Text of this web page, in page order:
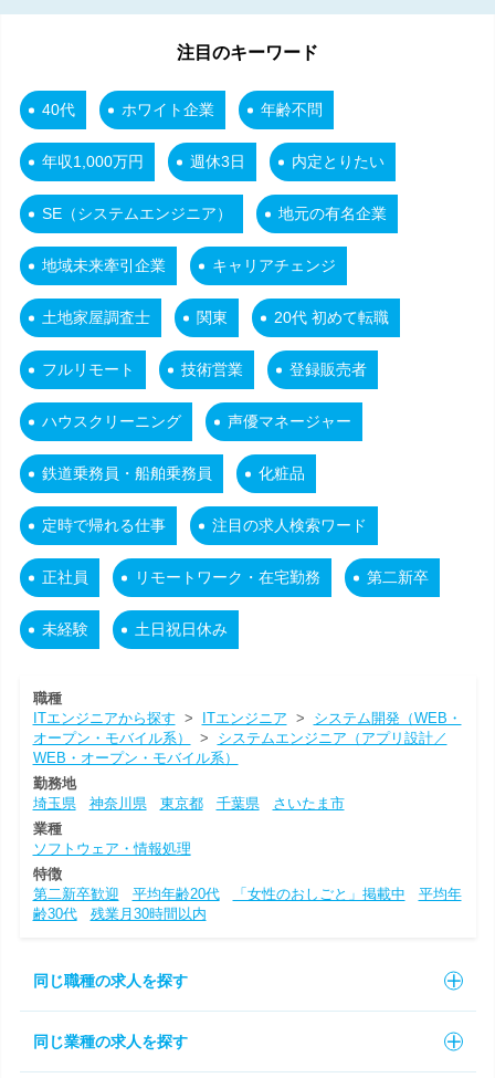
注目のキーワード
40代 ホワイト企業 年齢不問
年収1,000万円 週休3日 内定とりたい
SE（システムエンジニア） 地元の有名企業
地域未来牽引企業 キャリアチェンジ
土地家屋調査士 関東 20代 初めて転職
フルリモート 技術営業 登録販売者
ハウスクリーニング 声優マネージャー
鉄道乗務員・船舶乗務員 化粧品
定時で帰れる仕事 注目の求人検索ワード
正社員 リモートワーク・在宅勤務 第二新卒
未経験 土日祝日休み
職種
ITエンジニアから探す > ITエンジニア > システム開発（WEB・
オープン・モバイル系）
> システムエンジニア（アプリ設計／
WEB・オープン・モバイル系）
勤務地
埼玉県
神奈川県 東京都 千葉県
さいたま市
業種
ソフトウェア・情報処理
特徴
第二新卒歓迎
平均年齢20代 「女性のおしごと」掲載中
平均年
齢30代
残業月30時間以内
同じ職種の求人を探す
同じ業種の求人を探す